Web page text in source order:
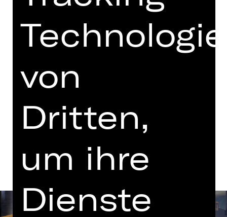
mit einer Pause
zum letzten Mal
19.00 Uhr Einführung
Termine und Besetzung
von
Dritten,
um ihre
Dienste